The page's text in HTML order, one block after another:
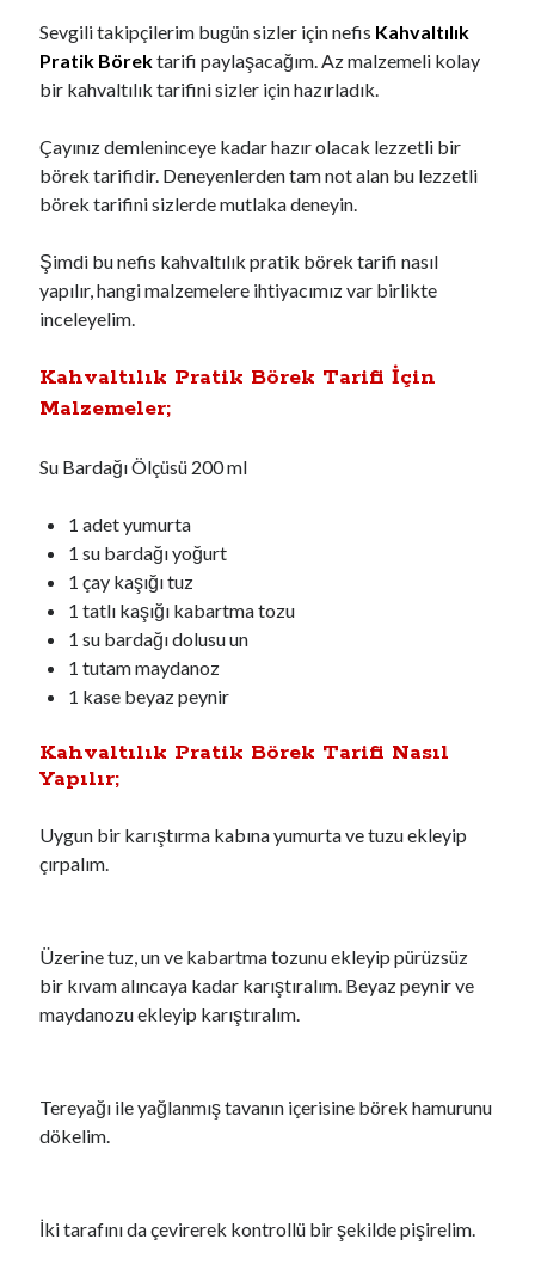
Sevgili takipçilerim bugün sizler için nefis Kahvaltılık
Pratik Börektarifi paylaşacağım. Az malzemeli kolay
bir kahvaltılık tarifini sizler için hazırladık.
Çayınız demleninceye kadar hazır olacak lezzetli bir
börek tarifidir. Deneyenlerden tam not alan bu lezzetli
börek tarifini sizlerde mutlaka deneyin.
Şimdi bu nefis kahvaltılık pratik börek tarifi nasıl
yapılır, hangi malzemelere ihtiyacımız var birlikte
inceleyelim.
Kahvaltılık Pratik Börek Tarifi İçin
Malzemeler;
Su Bardağı Ölçüsü 200 ml
1 adet yumurta
1 su bardağı yoğurt
1 çay kaşığı tuz
1 tatlı kaşığı kabartma tozu
1 su bardağı dolusu un
1 tutam maydanoz
1 kase beyaz peynir
Kahvaltılık Pratik Börek Tarifi Nasıl
Yapılır;
Uygun bir karıştırma kabına yumurta ve tuzu ekleyip
çırpalım.
Üzerine tuz, un ve kabartma tozunu ekleyip pürüzsüz
bir kıvam alıncaya kadar karıştıralım. Beyaz peynir ve
maydanozu ekleyip karıştıralım.
Tereyağı ile yağlanmış tavanın içerisine börek hamurunu
dökelim.
İki tarafını da çevirerek kontrollü bir şekilde pişirelim.